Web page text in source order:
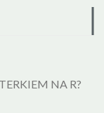
NA R?